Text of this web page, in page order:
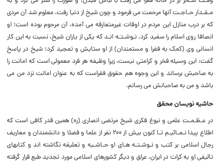
مـقـدار حـاجـت آنها مرحمت می فرمود و چون شیخ از دنیا رفت، معلوم شد آن مردی
که بر درب منازل این مردم در اوقات غیرمتعارفه می آمده، آن مرحوم بوده است؛ او
انصافا روی اسلام را سفید کرد. نـوشـتـه انـد که یکی از یاران شیخ، نسبت به این کار
انسانی وی (کمک به فقرا و مستمندان) از او ستایش و تمجید کرد؛ شیخ در پاسخ
گفت: این وسیله فخر و کرامتی نیست، زیرا وظیفه هر فرد معمولی است که امانت را
به صاحبش برساند و این وجوه هم حقوق فقراست که به عنوان امانت نزد من می
باشد و من به صاحبانش می رسانم.
حاشیه نویسان محقق
در عـظـمـت علمی و نبوغ فکری شیخ مرتضی انصاری (ره) همین قدر کافی است که
اطلاع پیدا نـمـائیـم تـا کنون بیش از ۲۰۰ نفر از علما و فضلا و دانشمندان و معاریف
رجال اسلامی بر کتب و نـوشـتـه هـای او حـاشـیه و تعلیقه نگاشته اند و کتابهای
تالیفی او به کرات در ایران، عراق و دیگر کشورهای اسلامی مورد تجدید طبع قرار گرفته